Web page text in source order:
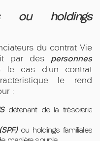
ou holdings
du contrat Vie
par des personnes
le cas d’un contrat
le rend
:
détenant de la trésorerie
ou holdings familiales